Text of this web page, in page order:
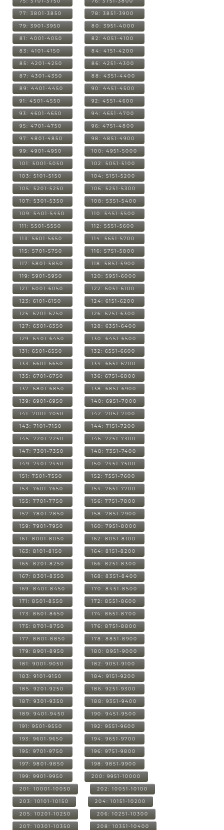
77: 3801-3850 78: 3851-3900
79: 3901-3950 80: 3951-4000
81: 4001-4050 82: 4051-4100
83: 4101-4150 84: 4151-4200
85: 4201-4250 86: 4251-4300
87: 4301-4350 88: 4351-4400
89: 4401-4450 90: 4451-4500
91: 4501-4550 92: 4551-4600
93: 4601-4650 94: 4651-4700
95: 4701-4750 96: 4751-4800
97: 4801-4850 98: 4851-4900
99: 4901-4950 100: 4951-5000
101: 5001-5050 102: 5051-5100
103: 5101-5150 104: 5151-5200
105: 5201-5250 106: 5251-5300
107: 5301-5350 108: 5351-5400
109: 5401-5450 110: 5451-5500
111: 5501-5550 112: 5551-5600
113: 5601-5650 114: 5651-5700
115: 5701-5750 116: 5751-5800
117: 5801-5850 118: 5851-5900
119: 5901-5950 120: 5951-6000
121: 6001-6050 122: 6051-6100
123: 6101-6150 124: 6151-6200
125: 6201-6250 126: 6251-6300
127: 6301-6350 128: 6351-6400
129: 6401-6450 130: 6451-6500
131: 6501-6550 132: 6551-6600
133: 6601-6650 134: 6651-6700
135: 6701-6750 136: 6751-6800
137: 6801-6850 138: 6851-6900
139: 6901-6950 140: 6951-7000
141: 7001-7050 142: 7051-7100
143: 7101-7150 144: 7151-7200
145: 7201-7250 146: 7251-7300
147: 7301-7350 148: 7351-7400
149: 7401-7450 150: 7451-7500
151: 7501-7550 152: 7551-7600
153: 7601-7650 154: 7651-7700
155: 7701-7750 156: 7751-7800
157: 7801-7850 158: 7851-7900
159: 7901-7950 160: 7951-8000
161: 8001-8050 162: 8051-8100
163: 8101-8150 164: 8151-8200
165: 8201-8250 166: 8251-8300
167: 8301-8350 168: 8351-8400
169: 8401-8450 170: 8451-8500
171: 8501-8550 172: 8551-8600
173: 8601-8650 174: 8651-8700
175: 8701-8750 176: 8751-8800
177: 8801-8850 178: 8851-8900
179: 8901-8950 180: 8951-9000
181: 9001-9050 182: 9051-9100
183: 9101-9150 184: 9151-9200
185: 9201-9250 186: 9251-9300
187: 9301-9350 188: 9351-9400
189: 9401-9450 190: 9451-9500
191: 9501-9550 192: 9551-9600
193: 9601-9650 194: 9651-9700
195: 9701-9750 196: 9751-9800
197: 9801-9850 198: 9851-9900
199: 9901-9950 200: 9951-10000
201: 10001-10050 202: 10051-10100
203: 10101-10150 204: 10151-10200
205: 10201-10250 206: 10251-10300
207: 10301-10350 208: 10351-10400